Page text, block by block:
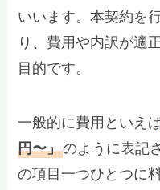
いいます。本契約を
り、費用や内訳が適
目的です。
一般的に費用といえ
円〜」のように表記
の項目一つひとつに